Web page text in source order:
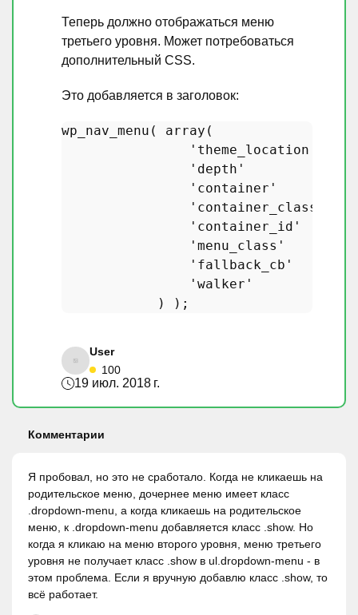
Теперь должно отображаться меню
третьего уровня. Может потребоваться
дополнительный CSS.
Это добавляется в заголовок:
wp_nav_menu ( array (
'theme_location'
'depth'
'container'
'container_class'
'container_id'
'menu_class'
'fallback_cb'
'walker'
User
100
19 июл. 2018 г.
Комментарии
Я пробовал, но это не сработало. Когда не кликаешь на
родительское меню, дочернее меню имеет класс
.dropdown-menu, а когда кликаешь на родительское
меню, к .dropdown-menu добавляется класс .show. Но
когда я кликаю на меню второго уровня, меню третьего
уровня не получает класс .show в ul.dropdown-menu - в
этом проблема. Если я вручную добавлю класс .show, то
всё работает.